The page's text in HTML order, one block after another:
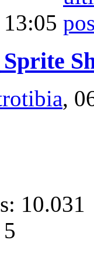
13:05
,
10.031